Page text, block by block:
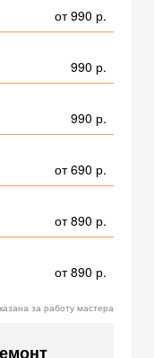
от 990 р.
990 р.
990 р.
от 690 р.
от 890 р.
от 890 р.
за работу мастера